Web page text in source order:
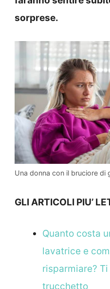
sorprese.
Una donna con il bruciore di
GLI ARTICOLI PIU’
Quanto costa
lavatrice e
risparmiare?
trucchetto